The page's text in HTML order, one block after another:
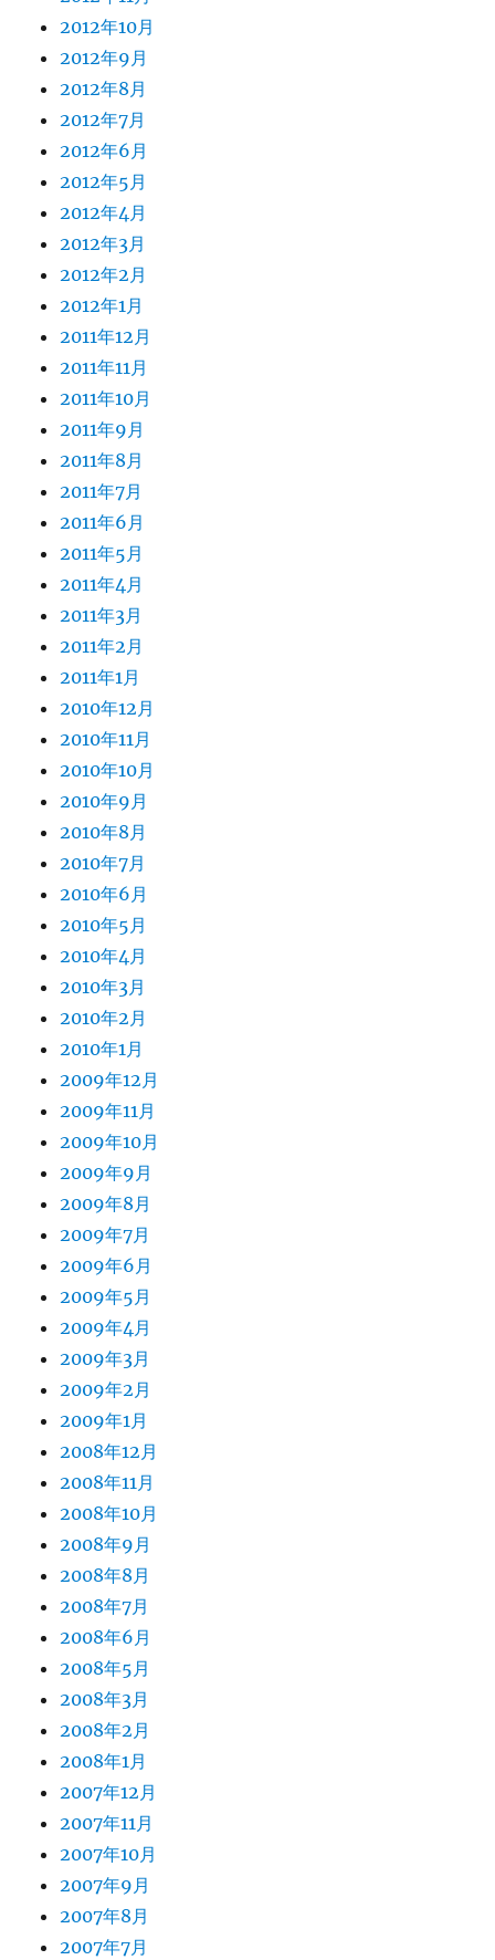
2012年10月
2012年9月
2012年8月
2012年7月
2012年6月
2012年5月
2012年4月
2012年3月
2012年2月
2012年1月
2011年12月
2011年11月
2011年10月
2011年9月
2011年8月
2011年7月
2011年6月
2011年5月
2011年4月
2011年3月
2011年2月
2011年1月
2010年12月
2010年11月
2010年10月
2010年9月
2010年8月
2010年7月
2010年6月
2010年5月
2010年4月
2010年3月
2010年2月
2010年1月
2009年12月
2009年11月
2009年10月
2009年9月
2009年8月
2009年7月
2009年6月
2009年5月
2009年4月
2009年3月
2009年2月
2009年1月
2008年12月
2008年11月
2008年10月
2008年9月
2008年8月
2008年7月
2008年6月
2008年5月
2008年3月
2008年2月
2008年1月
2007年12月
2007年11月
2007年10月
2007年9月
2007年8月
2007年7月